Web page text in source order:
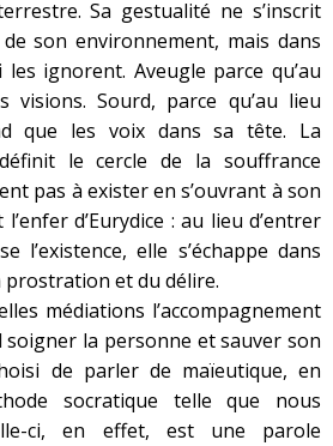
Sa gestualité ne s’inscrit
son environnement, mais dans
ignorent. Aveugle parce qu’au
Sourd, parce qu’au lieu
que les voix dans sa tête. La
le cercle de la souffrance
pas à exister en s’ouvrant à son
d’Eurydice : au lieu d’entrer
l’existence, elle s’échappe dans
prostration et du délire.
l’accompagnement
la personne et sauver son
de parler de maïeutique, en
socratique telle que nous
ci, en effet, est une parole